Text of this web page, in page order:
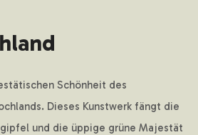
KUNSTWERKE
Schönheit des
Dieses Kunstwerk fängt die
und die üppige grüne Majestät